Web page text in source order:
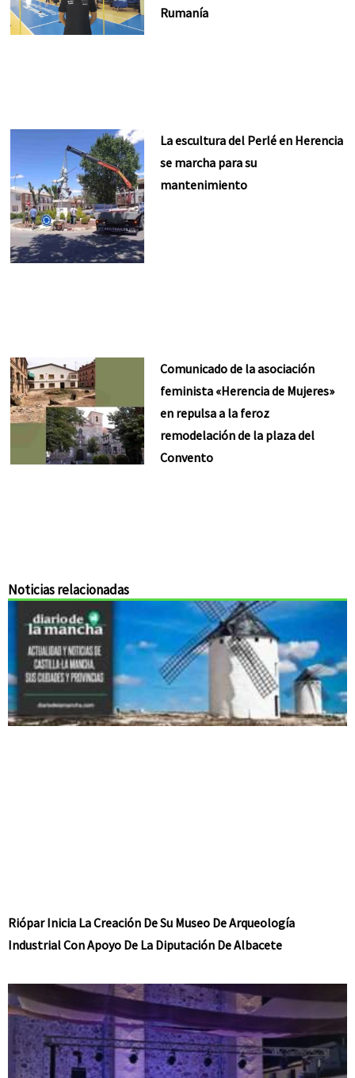
Rumanía
La escultura del Perlé en Herencia
se marcha para su
mantenimiento
Comunicado de la asociación
feminista «Herencia de Mujeres»
en repulsa a la feroz
remodelación de la plaza del
Convento
Noticias relacionadas
Riópar Inicia La Creación De Su Museo De Arqueología
Industrial Con Apoyo De La Diputación De Albacete